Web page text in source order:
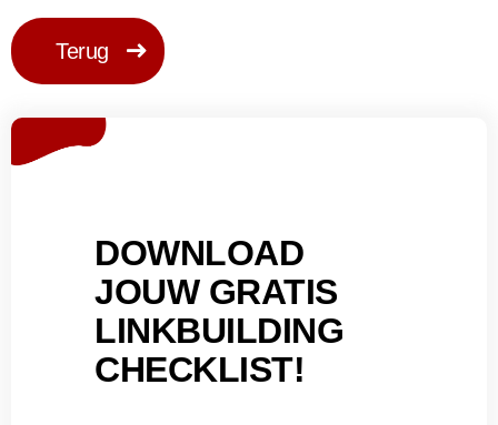
Terug
DOWNLOAD
JOUW GRATIS
LINKBUILDING
CHECKLIST!